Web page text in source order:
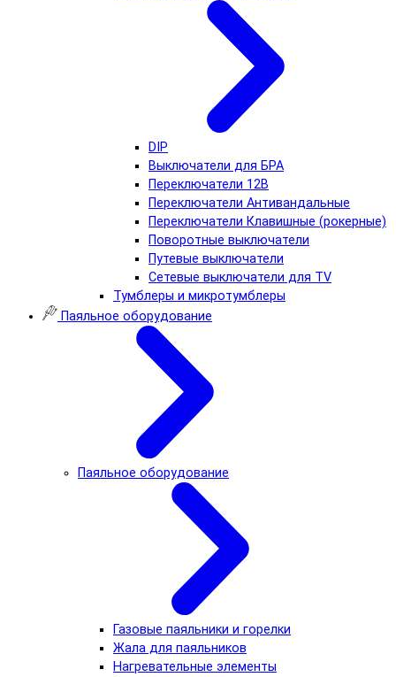
DIP
Выключатели для БРА
Переключатели 12В
Переключатели Антивандальные
Переключатели Клавишные (рокерные)
Поворотные выключатели
Путевые выключатели
Сетевые выключатели для TV
Тумблеры и микротумблеры
Паяльное оборудование
Паяльное оборудование
Газовые паяльники и горелки
Жала для паяльников
Нагревательные элементы